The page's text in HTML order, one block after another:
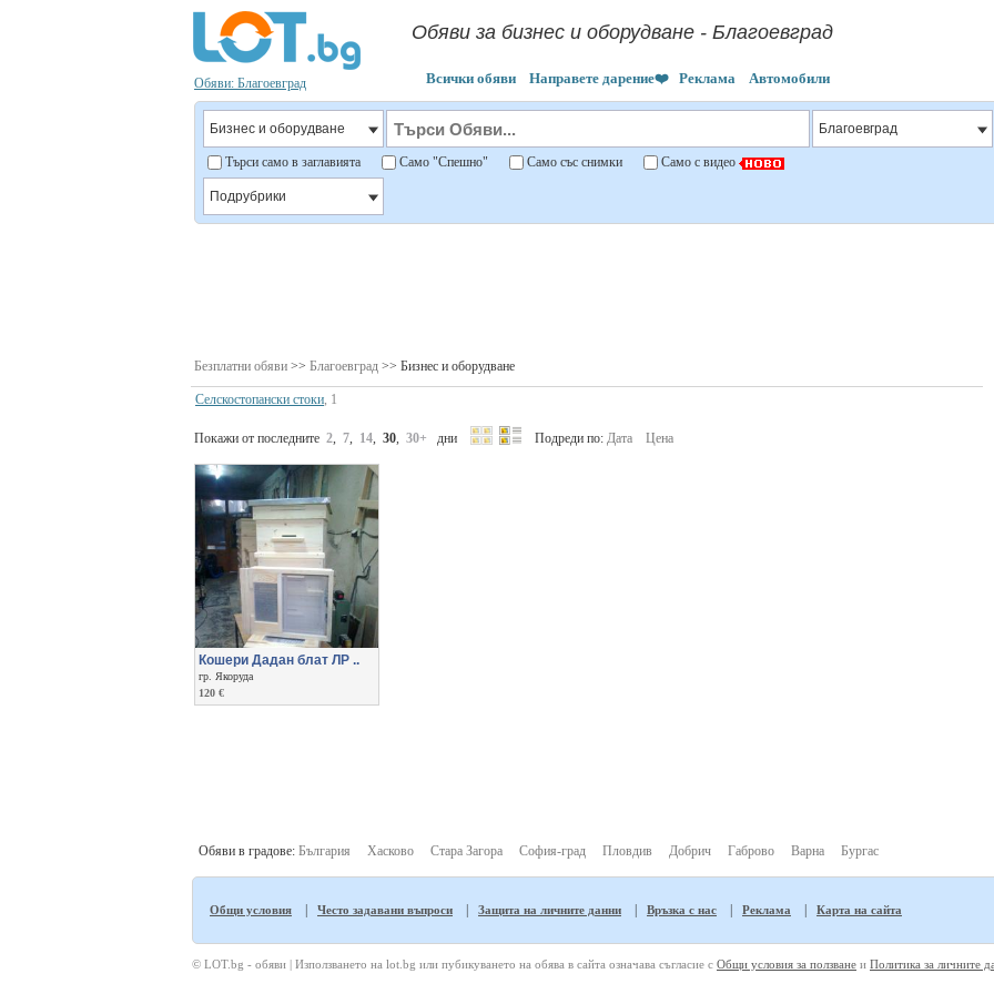
Обяви: Благоевград
Обяви за бизнес и оборудване - Благоевград
Всички обяви Направете дарение❤️ Реклама Автомобили
Търси само в заглавията Само "Спешно" Само със снимки Само с видео
Безплатни обяви >> Благоевград >> Бизнес и оборудване
Селскостопански стоки, 1
Покажи от последните 2 7 14 30 30+ дни Подреди по: Дата Цена
Кошери Дадан блат ЛР ..
гр. Якоруда
120 €
Обяви в градове: България Хасково Стара Загора София-град Пловдив Добрич Габрово Варна Бургас
Общи условия Често задавани въпроси Защита на личните данни Връзка с нас Реклама Карта на сайта
© LOT.bg - обяви | Използването на lot.bg или пубикуването на обява в сайта означава съгласие с Общи условия за ползване и Политика за личните